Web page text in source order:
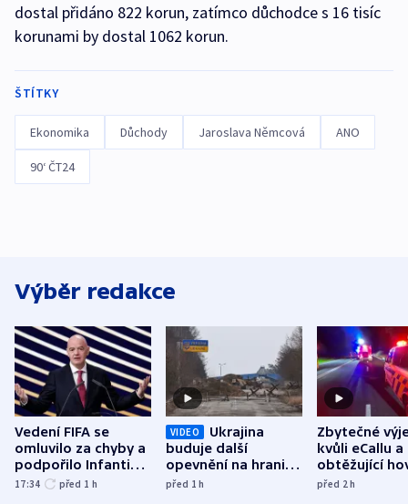
dostal přidáno 822 korun, zatímco důchodce s 16 tisíc
korunami by dostal 1062 korun.
ŠTÍTKY
Ekonomika Důchody Jaroslava Němcová ANO
90‘ ČT24
Výběr redakce
Vedení FIFA se
omluvilo za chyby a
podpořilo Infantina.
UEFA trvá na
17:34 před 1 h
VIDEO
Ukrajina
buduje další
opevnění na hranici
s Běloruskem
před 1h
Zbytečné
kvůli eCallu a
obtěžující
zdržují
před 2h